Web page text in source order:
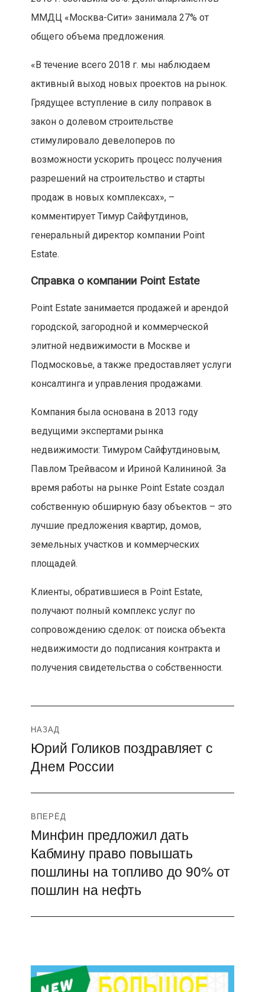
ММДЦ «Москва-Сити» занимала 27% от
общего объема предложения.
«В течение всего 2018 г. мы наблюдаем
активный выход новых проектов на рынок.
Грядущее вступление в силу поправок в
закон о долевом строительстве
стимулировало девелоперов по
возможности ускорить процесс получения
разрешений на строительство и старты
продаж в новых комплексах», –
комментирует Тимур Сайфутдинов,
генеральный директор компании Point
Estate.
Справка о компании Point Estate
Point Estate занимается продажей и арендой
городской, загородной и коммерческой
элитной недвижимости в Москве и
Подмосковье, а также предоставляет услуги
консалтинга и управления продажами.
Компания была основана в 2013 году
ведущими экспертами рынка
недвижимости: Тимуром Сайфутдиновым,
Павлом Трейвасом и Ириной Калининой. За
время работы на рынке Point Estate создал
собственную обширную базу объектов – это
лучшие предложения квартир, домов,
земельных участков и коммерческих
площадей.
Клиенты, обратившиеся в Point Estate,
получают полный комплекс услуг по
сопровождению сделок: от поиска объекта
недвижимости до подписания контракта и
получения свидетельства о собственности.
Навигация
по
записям
НАЗАД
Предыдущая
запись:
Юрий Голиков поздравляет с
Днем России
ВПЕРЁД
Следующая
запись:
Минфин предложил дать
Кабмину право повышать
пошлины на топливо до 90% от
пошлин на нефть